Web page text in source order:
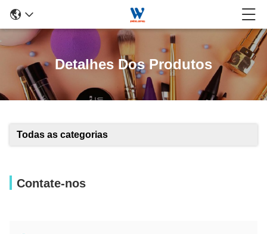
Detalhes Dos Produtos
Todas as categorias
Contate-nos